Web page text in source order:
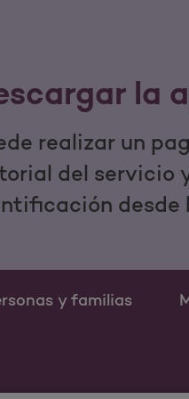
la
realizar un
del servicio
desde
y familias